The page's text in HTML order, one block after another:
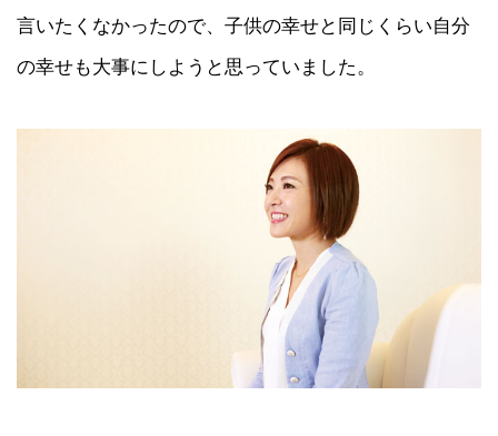
言いたくなかったので、子供の幸せと同じくらい自分
の幸せも大事にしようと思っていました。